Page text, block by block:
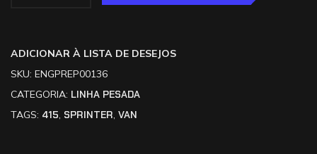
ADICIONAR À LISTA DE DESEJOS
SKU: ENGPREP00136
CATEGORIA: LINHA PESADA
TAGS: 415, SPRINTER, VAN